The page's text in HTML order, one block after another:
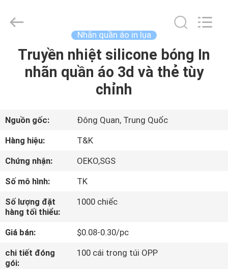
TRANG
CHỦ
SẢN
PHẨM
CHÚNG
TÔI
THAM
QUAN
T&K
Garment
Reserved.
Nhãn quần áo in lụa
Truyền nhiệt silicone bóng In
nhãn quần áo 3d và thẻ tùy
chỉnh
Nguồn gốc:
Đông Quan, Trung Quốc
Hàng hiệu:
T&K
Chứng nhận:
OEKO,SGS
Số mô hình:
TK
Số lượng đặt
hàng tối thiểu:
1000 chiếc
Giá bán:
$0.08-0.30/pc
chi tiết đóng
gói:
100 cái trong túi OPP